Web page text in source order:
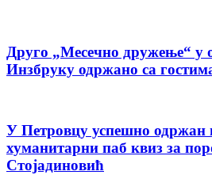
Друго „Месечно дружење“ у
Инзбруку одржано са
У Петровцу успешно одржан
хуманитарни паб квиз за
Стојадиновић